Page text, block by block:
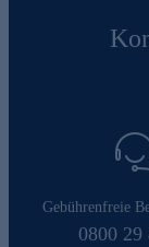
Gebührenfreie
0800 29